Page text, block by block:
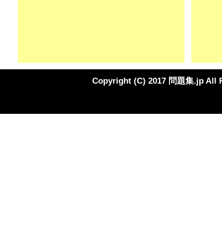
Copyright (C) 2017 問題集.jp All